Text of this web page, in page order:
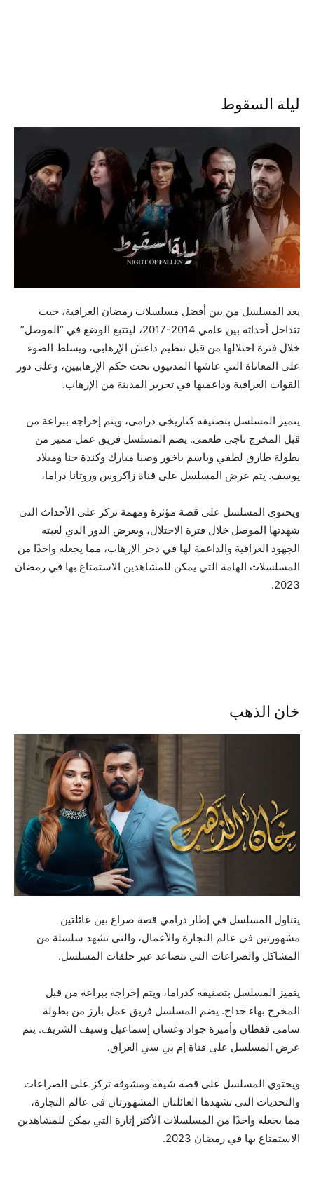
ليلة السقوط
يعد المسلسل من بين أفضل مسلسلات رمضان العراقية، حيث
تتداخل أحداثه بين عامي 2014-2017، ليتتبع الوضع في “الموصل”
خلال فترة احتلالها من قبل تنظيم داعش الإرهابي، ويسلط الضوء
على المعاناة التي عاشها المدنيون تحت حكم الإرهابيين، وعلى دور
القوات العراقية وداعميها في تحرير المدينة من الإرهاب.
يتميز المسلسل بتصنيفه كتاريخي درامي، ويتم إخراجه ببراعة من
قبل المخرج ناجي طعمي. يضم المسلسل فريق عمل مميز من
بطولة طارق لطفي وباسم ياخور وصبا مبارك وكندة حنا وميلاد
يوسف. يتم عرض المسلسل على قناة زاكروس وروتانا دراما،
ويحتوي المسلسل على قصة مؤثرة ومهمة تركز على الأحداث التي
شهدتها الموصل خلال فترة الاحتلال، ويعرض الدور الذي لعبته
الجهود العراقية والداعمة لها في دحر الإرهاب، مما يجعله واحدًا من
المسلسلات الهامة التي يمكن للمشاهدين الاستمتاع بها في رمضان
2023.
خان الذهب
يتناول المسلسل في إطار درامي قصة صراع بين عائلتين
مشهورتين في عالم التجارة والأعمال، والتي تشهد سلسلة من
المشاكل والصراعات التي تتصاعد عبر حلقات المسلسل.
يتميز المسلسل بتصنيفه كدراما، ويتم إخراجه ببراعة من قبل
المخرج بهاء خداج. يضم المسلسل فريق عمل بارز من بطولة
سامي قفطان وأميرة جواد وغسان إسماعيل وسيف الشريف. يتم
عرض المسلسل على قناة إم بي سي العراق.
ويحتوي المسلسل على قصة شيقة ومشوقة تركز على الصراعات
والتحديات التي تشهدها العائلتان المشهورتان في عالم التجارة،
مما يجعله واحدًا من المسلسلات الأكثر إثارة التي يمكن للمشاهدين
الاستمتاع بها في رمضان 2023.